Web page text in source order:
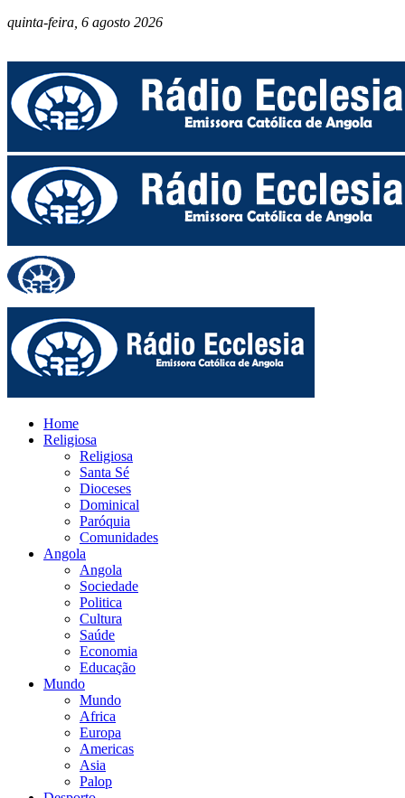
quinta-feira, 6 agosto 2026
Home
Religiosa
Religiosa
Santa Sé
Dioceses
Dominical
Paróquia
Comunidades
Angola
Angola
Sociedade
Politica
Cultura
Saúde
Economia
Educação
Mundo
Mundo
Africa
Europa
Americas
Asia
Palop